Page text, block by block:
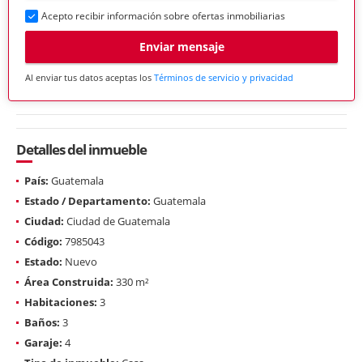
Acepto recibir información sobre ofertas inmobiliarias
Enviar mensaje
Al enviar tus datos aceptas los Términos de servicio y privacidad
Detalles del inmueble
País: Guatemala
Estado / Departamento: Guatemala
Ciudad: Ciudad de Guatemala
Código: 7985043
Estado: Nuevo
Área Construida: 330 m²
Habitaciones: 3
Baños: 3
Garaje: 4